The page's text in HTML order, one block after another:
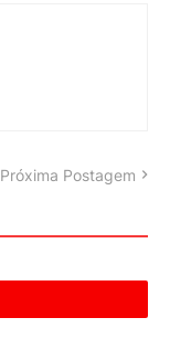
Próxima Postagem